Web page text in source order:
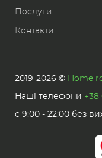
Послуги
Контакти
2019-2026 © Home
Наші телефони +38
с 9:00 - 22:00 без